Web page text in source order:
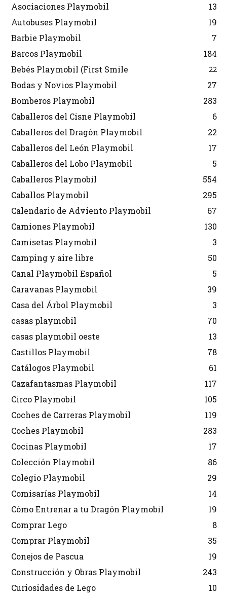
Asociaciones Playmobil
13
Autobuses Playmobil
19
Barbie Playmobil
7
Barcos Playmobil
184
Bebés Playmobil (First Smile
22
Bodas y Novios Playmobil
27
Bomberos Playmobil
283
Caballeros del Cisne Playmobil
6
Caballeros del Dragón Playmobil
22
Caballeros del León Playmobil
17
Caballeros del Lobo Playmobil
5
Caballeros Playmobil
554
Caballos Playmobil
295
Calendario de Adviento Playmobil
67
Camiones Playmobil
130
Camisetas Playmobil
3
Camping y aire libre
50
Canal Playmobil Español
5
Caravanas Playmobil
39
Casa del Árbol Playmobil
3
casas playmobil
70
casas playmobil oeste
13
Castillos Playmobil
78
Catálogos Playmobil
61
Cazafantasmas Playmobil
117
Circo Playmobil
105
Coches de Carreras Playmobil
119
Coches Playmobil
283
Cocinas Playmobil
17
Colección Playmobil
86
Colegio Playmobil
29
Comisarías Playmobil
14
Cómo Entrenar a tu Dragón Playmobil
19
Comprar Lego
8
Comprar Playmobil
35
Conejos de Pascua
19
Construcción y Obras Playmobil
243
Curiosidades de Lego
10